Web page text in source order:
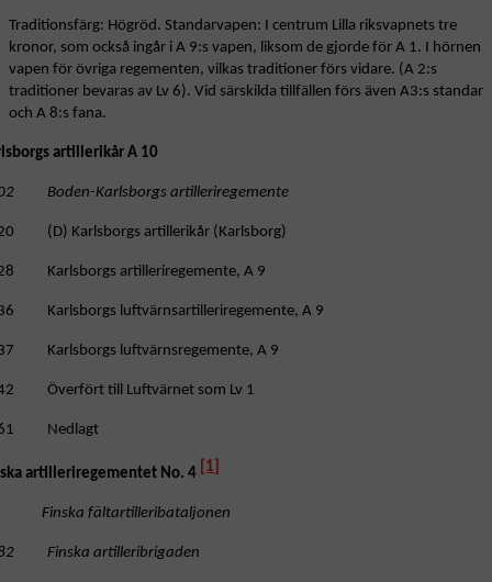
Traditionsfärg: Högröd. Standarvapen: I centrum Lilla riksvapnets tre
kronor, som också ingår i A 9:s vapen, liksom de gjorde för A 1. I hörnen
vapen för övriga regementen, vilkas traditioner förs vidare. (A 2:s
traditioner bevaras av Lv 6). Vid särskilda tillfällen förs även A3:s standar
och A 8:s fana.
artillerikår A 10
Boden-Karlsborgs artilleriregemente
(D) Karlsborgs artillerikår (Karlsborg)
Karlsborgs artilleriregemente, A 9
Karlsborgs luftvärnsartilleriregemente, A 9
Karlsborgs luftvärnsregemente, A 9
Överfört till Luftvärnet som Lv 1
Nedlagt
artilleriregementet No. 4 [1]
fältartilleribataljonen
Finska artilleribrigaden